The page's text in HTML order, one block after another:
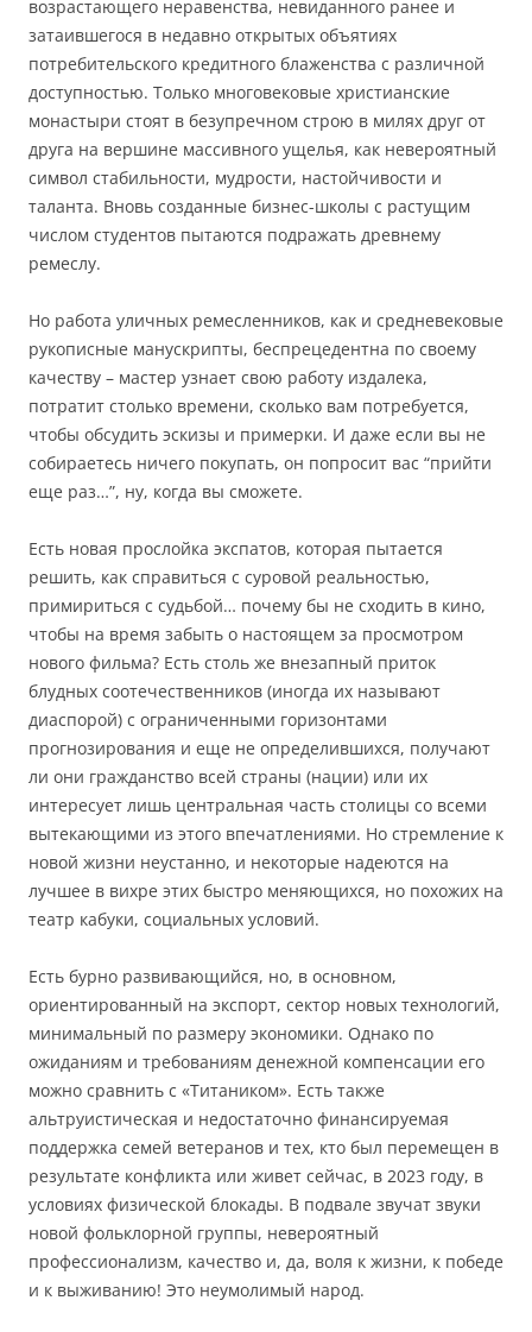
возрастающего неравенства, невиданного ранее и
затаившегося в недавно открытых объятиях
потребительского кредитного блаженства с различной
доступностью. Только многовековые христианские
монастыри стоят в безупречном строю в милях друг от
друга на вершине массивного ущелья, как невероятный
символ стабильности, мудрости, настойчивости и
таланта. Вновь созданные бизнес-школы с растущим
числом студентов пытаются подражать древнему
ремеслу.
Но работа уличных ремесленников, как и средневековые
рукописные манускрипты, беспрецедентна по своему
качеству – мастер узнает свою работу издалека,
потратит столько времени, сколько вам потребуется,
чтобы обсудить эскизы и примерки. И даже если вы не
собираетесь ничего покупать, он попросит вас “прийти
еще раз…”, ну, когда вы сможете.
Есть новая прослойка экспатов, которая пытается
решить, как справиться с суровой реальностью,
примириться с судьбой… почему бы не сходить в кино,
чтобы на время забыть о настоящем за просмотром
нового фильма? Есть столь же внезапный приток
блудных соотечественников (иногда их называют
диаспорой) с ограниченными горизонтами
прогнозирования и еще не определившихся, получают
ли они гражданство всей страны (нации) или их
интересует лишь центральная часть столицы со всеми
вытекающими из этого впечатлениями. Но стремление к
новой жизни неустанно, и некоторые надеются на
лучшее в вихре этих быстро меняющихся, но похожих на
театр кабуки, социальных условий.
Есть бурно развивающийся, но, в основном,
ориентированный на экспорт, сектор новых технологий,
минимальный по размеру экономики. Однако по
ожиданиям и требованиям денежной компенсации его
можно сравнить с «Титаником». Есть также
альтруистическая и недостаточно финансируемая
поддержка семей ветеранов и тех, кто был перемещен в
результате конфликта или живет сейчас, в 2023 году, в
условиях физической блокады. В подвале звучат звуки
новой фольклорной группы, невероятный
профессионализм, качество и, да, воля к жизни, к победе
и к выживанию! Это неумолимый народ.